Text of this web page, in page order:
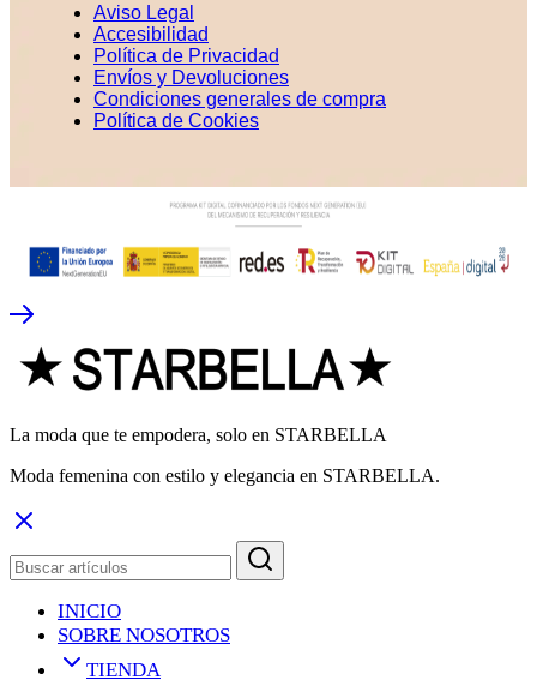
Aviso Legal
Accesibilidad
Política de Privacidad
Envíos y Devoluciones
Condiciones generales de compra
Política de Cookies
La moda que te empodera, solo en STARBELLA
Moda femenina con estilo y elegancia en STARBELLA.
INICIO
SOBRE NOSOTROS
TIENDA